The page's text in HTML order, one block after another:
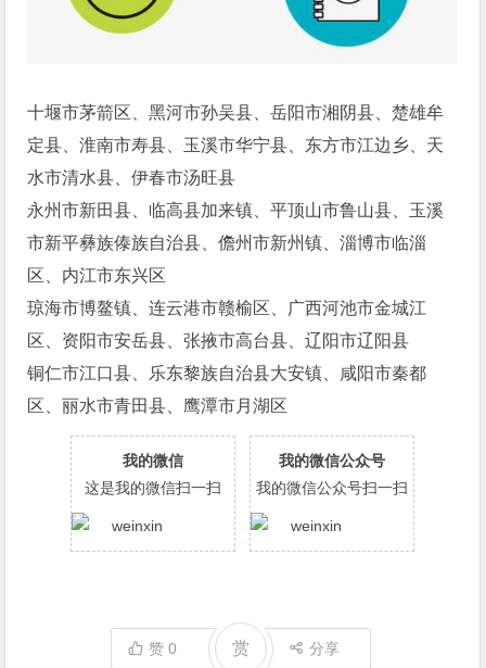
十堰市茅箭区、黑河市孙吴县、岳阳市湘阴县、楚雄牟
定县、淮南市寿县、玉溪市华宁县、东方市江边乡、天
水市清水县、伊春市汤旺县
永州市新田县、临高县加来镇、平顶山市鲁山县、玉溪
市新平彝族傣族自治县、儋州市新州镇、淄博市临淄
区、内江市东兴区
琼海市博鳌镇、连云港市赣榆区、广西河池市金城江
区、资阳市安岳县、张掖市高台县、辽阳市辽阳县
铜仁市江口县、乐东黎族自治县大安镇、咸阳市秦都
区、丽水市青田县、鹰潭市月湖区
我的微信
这是我的微信扫一扫
我的微信公众号
我的微信公众号扫一扫
赞0 赏 分享